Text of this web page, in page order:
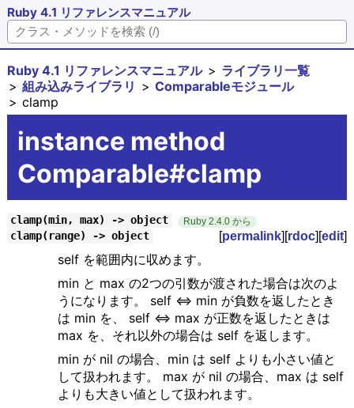
Ruby 4.1 リファレンスマニュアル
Ruby 4.1 リファレンスマニュアル
ライブラリ一覧
組み込みライブラリ
Comparableモジュール
clamp
instance method
Comparable#clamp
clamp(min, max) -> object Ruby 2.4.0 から
[permalink][rdoc][edit]
clamp(range) -> object
self を範囲内に収めます。
min と max の2つの引数が渡された場合は次のよ
うになります。 self <=> min が負数を返したとき
は min を、 self <=> max が正数を返したときは
max を、それ以外の場合は self を返します。
min が nil の場合、min は self よりも小さい値と
して扱われます。 max が nil の場合、max は self
よりも大きい値として扱われます。